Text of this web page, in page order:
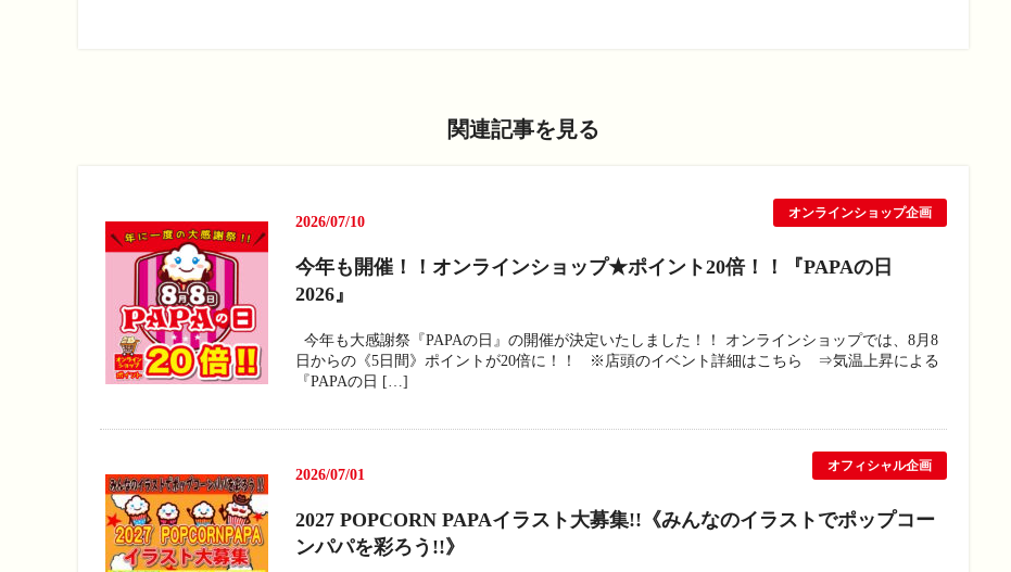
関連記事を見る
2026/07/10
今年も開催！！オンラインショップ★ポイント20倍！！『PAPAの日
2026』
今年も大感謝祭『PAPAの日』の開催が決定いたしました！！ オンラインショップでは、8月8
日からの《5日間》ポイントが20倍に！！ ※店頭のイベント詳細はこちら ⇒気温上昇による
『PAPAの日 […]
オンラインショップ企画
2026/07/01
2027 POPCORN PAPAイラスト大募集!!《みんなのイラストでポップコー
ンパパを彩ろう!!》
オフィシャル企画